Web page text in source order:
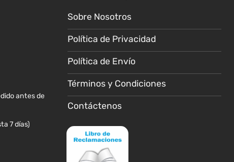
producto
antes de
7 días)
Sobre Nosotros
Política de Privacidad
Política de Envío
Términos y Condiciones
Contáctenos